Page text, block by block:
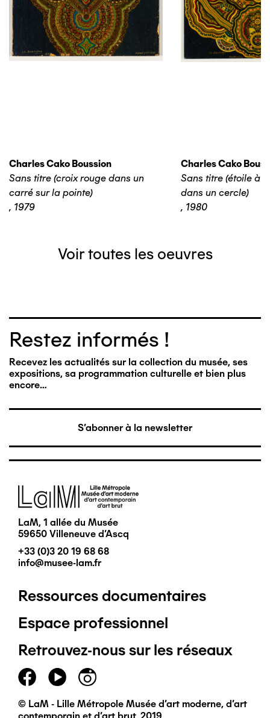
Charles Cako Boussion
Sans titre (croix rouge dans un
carré sur la pointe)
, 1979
Charles Cako
Sans titre (étoile à
dans un cercle)
, 1980
Voir toutes les oeuvres
Restez informés !
Recevez les actualités sur la collection du musée, ses
expositions, sa programmation culturelle et bien plus
encore…
S'abonner à la newsletter
Image
LaM, 1 allée du Musée
59650 Villeneuve d'Ascq
+33 (0)3 20 19 68 68
info@musee-lam.fr
Pied
de
page
principal
Ressources documentaires
Espace professionnel
Retrouvez-nous sur les réseaux
© LaM - Lille Métropole Musée d'art moderne, d'art
contemporain et d'art brut, 2019